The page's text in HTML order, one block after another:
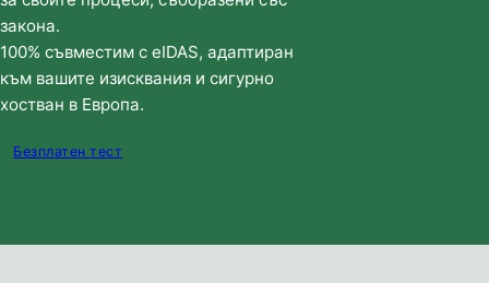
закона.
100% съвместим с eIDAS, адаптиран
към вашите изисквания и сигурно
хостван в Европа.
Безплатен тест